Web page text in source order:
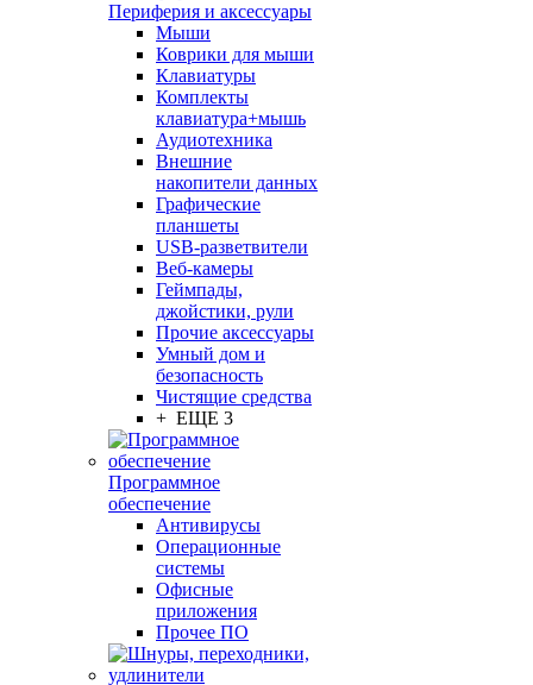
Периферия и аксессуары
Мыши
Коврики для мыши
Клавиатуры
Комплекты
клавиатура+мышь
Аудиотехника
Внешние
накопители данных
Графические
планшеты
USB-разветвители
Веб-камеры
Геймпады,
джойстики, рули
Прочие аксессуары
Умный дом и
безопасность
Чистящие средства
+ ЕЩЕ 3
Программное
обеспечение
Антивирусы
Операционные
системы
Офисные
приложения
Прочее ПО